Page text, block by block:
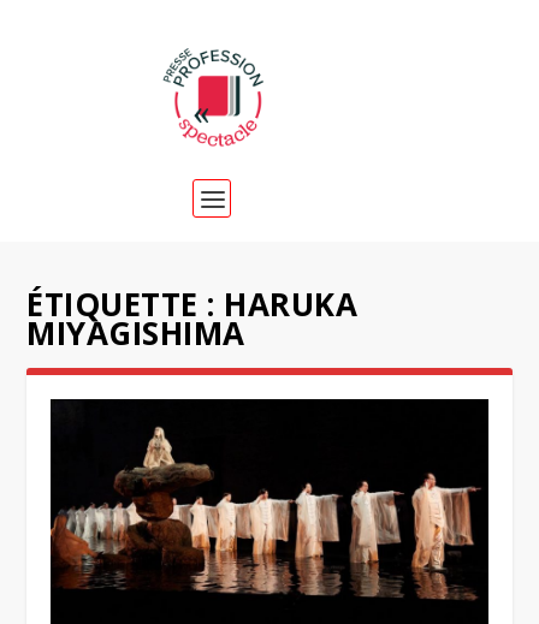
ÉTIQUETTE : HARUKA
MIYAGISHIMA